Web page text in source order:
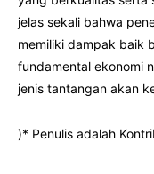
jelas sekali bahwa
memiliki dampak baik
fundamental ekonomi
jenis tantangan akan
)* Penulis adalah